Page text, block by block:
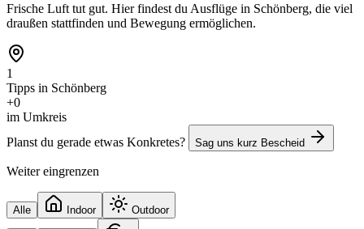
Frische Luft tut gut. Hier findest du Ausflüge in Schönberg, die viel
draußen stattfinden und Bewegung ermöglichen.
1
Tipps in Schönberg
+0
im Umkreis
Planst du gerade etwas Konkretes?
Sag uns kurz Bescheid
Weiter eingrenzen
Alle Indoor Outdoor